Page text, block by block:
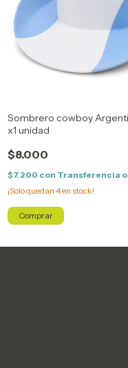
Sombrero cowboy
x1 unidad
$8.000
$7.200 con Transferencia
¡Solo quedan 4en stock!